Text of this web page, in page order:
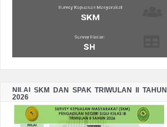
NILAI SKM DAN SPAK TRIWULAN II TAHUN
2026